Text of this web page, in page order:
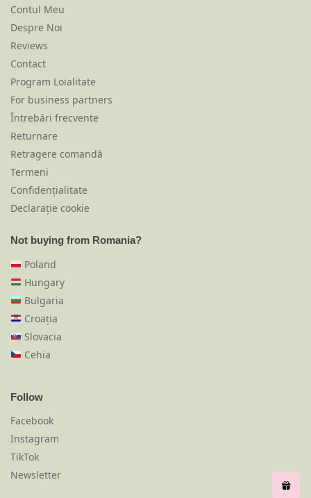
Contul Meu
Despre Noi
Reviews
Contact
Program Loialitate
For business partners
Întrebări frecvente
Returnare
Retragere comandă
Termeni
Confidențialitate
Declarație cookie
Not buying from Romania?
Poland
Hungary
Bulgaria
Croația
Slovacia
Cehia
Follow
Facebook
Instagram
TikTok
Newsletter